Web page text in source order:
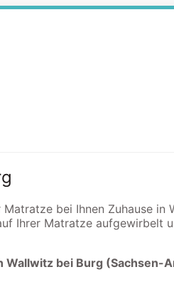
bei Ihnen Zuhause
Ihrer Matratze aufgewirbelt
bei Burg (Sachsen-